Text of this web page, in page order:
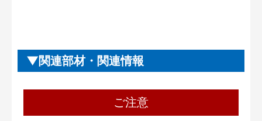
関連部材・関連情報
ご注意